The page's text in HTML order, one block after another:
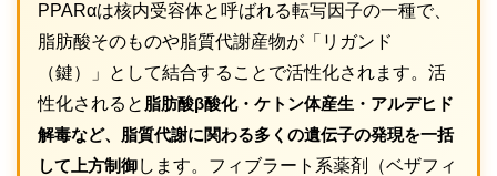
PPARαは核内受容体と呼ばれる転写因子の一種で、
脂肪酸そのものや脂質代謝産物が「リガンド
（鍵）」として結合することで活性化されます。活
性化されると 脂肪酸β酸化・ケトン体産生・アルデヒド
解毒など、脂質代謝に関わる多くの遺伝子の発現を一括
して上方制御します。フィブラート系薬剤（ベザフィ